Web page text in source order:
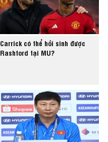
Carrick có thể hồi sinh được
Rashford tại MU?